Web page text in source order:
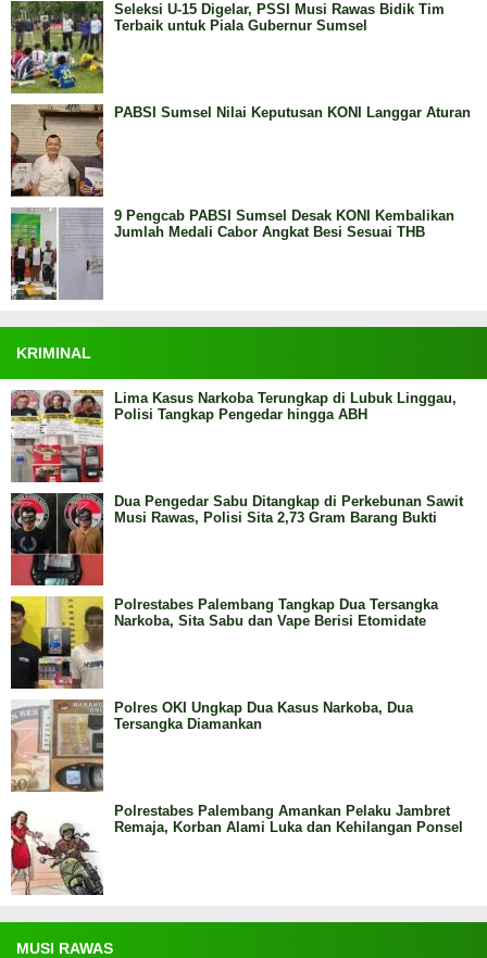
Seleksi U-15 Digelar, PSSI Musi Rawas Bidik Tim
Terbaik untuk Piala Gubernur Sumsel
PABSI Sumsel Nilai Keputusan KONI Langgar Aturan
9 Pengcab PABSI Sumsel Desak KONI Kembalikan
Jumlah Medali Cabor Angkat Besi Sesuai THB
KRIMINAL
Lima Kasus Narkoba Terungkap di Lubuk Linggau,
Polisi Tangkap Pengedar hingga ABH
Dua Pengedar Sabu Ditangkap di Perkebunan Sawit
Musi Rawas, Polisi Sita 2,73 Gram Barang Bukti
Polrestabes Palembang Tangkap Dua Tersangka
Narkoba, Sita Sabu dan Vape Berisi Etomidate
Polres OKI Ungkap Dua Kasus Narkoba, Dua
Tersangka Diamankan
Polrestabes Palembang Amankan Pelaku Jambret
Remaja, Korban Alami Luka dan Kehilangan Ponsel
MUSI RAWAS